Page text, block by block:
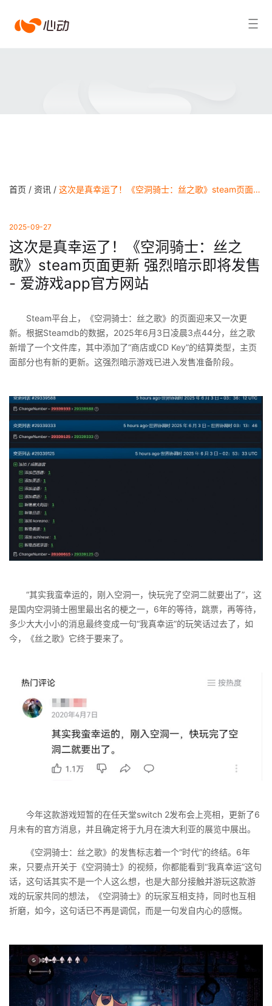
爱搜索结果
首页 / 资讯 / 这次是真幸运了！《空洞骑士：丝之歌》steam页面更新 强烈暗示即将发售 - 爱游戏app官方网站
2025-09-27
这次是真幸运了！《空洞骑士：丝之
歌》steam页面更新 强烈暗示即将发售
- 爱游戏app官方网站
Steam平台上，《空洞骑士：丝之歌》的页面迎来又一次更
新。根据Steamdb的数据，2025年6月3日凌晨3点44分，丝之歌
新增了一个文件库，其中添加了“商店或CD Key”的结算类型，主页
面部分也有新的更新。这强烈暗示游戏已进入发售准备阶段。
“其实我蛮幸运的，刚入空洞一，快玩完了空洞二就要出了”，这
是国内空洞骑士圈里最出名的梗之一，6年的等待，跳票，再等待，
多少大大小小的消息最终变成一句“我真幸运”的玩笑话过去了，如
今，《丝之歌》它终于要来了。
今年这款游戏短暂的在任天堂switch 2发布会上亮相，更新了6
月未有的官方消息，并且确定将于九月在澳大利亚的展览中展出。
《空洞骑士：丝之歌》的发售标志着一个“时代”的终结。6年
来，只要点开关于《空洞骑士》的视频，你都能看到“我真幸运”这句
话，这句话其实不是一个人这么想，也是大部分接触并游玩这款游
戏的玩家共同的想法，《空洞骑士》的玩家互相支持，同时也互相
折磨，如今，这句话已不再是调侃，而是一句发自内心的感慨。